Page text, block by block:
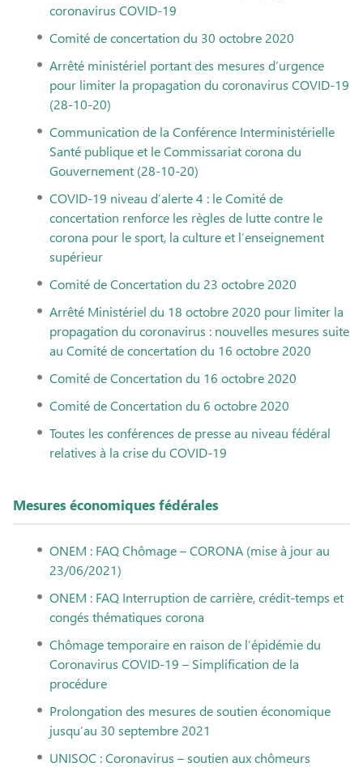
coronavirus COVID-19
Comité de concertation du 30 octobre 2020
Arrêté ministériel portant des mesures d’urgence
pour limiter la propagation du coronavirus COVID-19
(28-10-20)
Communication de la Conférence Interministérielle
Santé publique et le Commissariat corona du
Gouvernement (28-10-20)
COVID-19 niveau d’alerte 4 : le Comité de
concertation renforce les règles de lutte contre le
corona pour le sport, la culture et l’enseignement
supérieur
Comité de Concertation du 23 octobre 2020
Arrêté Ministériel du 18 octobre 2020 pour limiter la
propagation du coronavirus : nouvelles mesures suite
au Comité de concertation du 16 octobre 2020
Comité de Concertation du 16 octobre 2020
Comité de Concertation du 6 octobre 2020
Toutes les conférences de presse au niveau fédéral
relatives à la crise du COVID-19
Mesures économiques fédérales
ONEM : FAQ Chômage – CORONA (mise à jour au
23/06/2021)
ONEM : FAQ Interruption de carrière, crédit-temps et
congés thématiques corona
Chômage temporaire en raison de l’épidémie du
Coronavirus COVID-19 – Simplification de la
procédure
Prolongation des mesures de soutien économique
jusqu’au 30 septembre 2021
UNISOC : Coronavirus – soutien aux chômeurs